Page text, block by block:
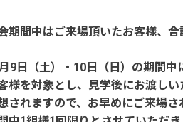
期間中はご来場頂いたお客様、
9日（土）・10日（日）の期間中
様を対象とし、見学後にお渡しい
されますので、お早めにご来場さ